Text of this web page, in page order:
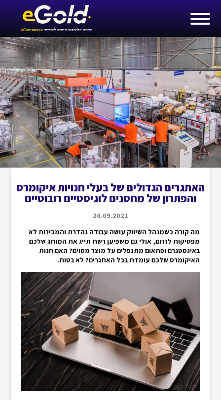
האתגרים הגדולים של בעלי חנויות איקומרס
והפתרון של מחסנים לוגיסטיים רובוטיים
20.09.2021
מה קורה כשמנהל השיווק עושה עבודה נהדרת והמכירות לא
מפסיקות לזרום, אולי גם משפיען רשת תייג את המותג שלכם
באינסטגרם ופתאום מתנפלים על מוצר מסוים? האם חנות
האיקומרס שלכם עומדת בכל האתגרים? לא בטוח.